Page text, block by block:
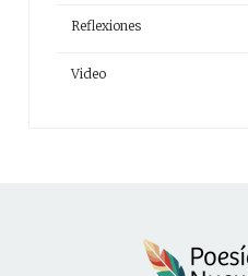
Reflexiones
Video